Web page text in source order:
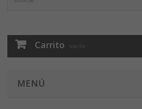
Carrito vacío
MENÚ